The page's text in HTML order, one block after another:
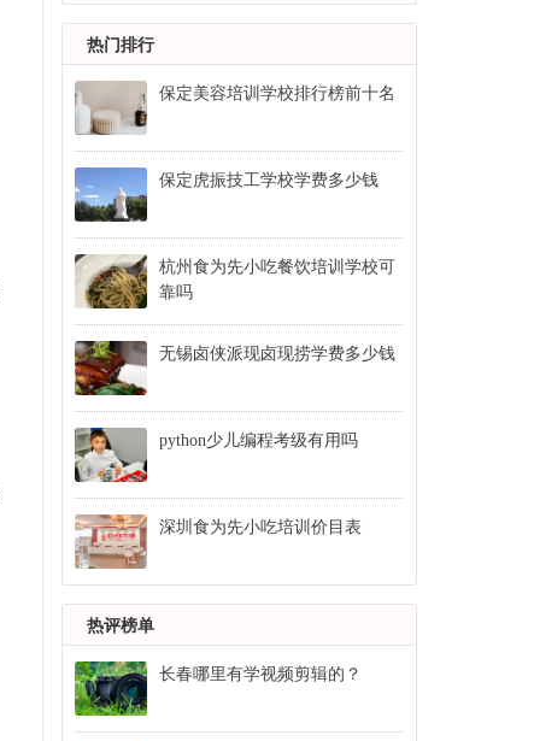
热门排行
保定美容培训学校排行榜前十名
保定虎振技工学校学费多少钱
杭州食为先小吃餐饮培训学校可
靠吗
无锡卤侠派现卤现捞学费多少钱
python少儿编程考级有用吗
深圳食为先小吃培训价目表
热评榜单
长春哪里有学视频剪辑的？